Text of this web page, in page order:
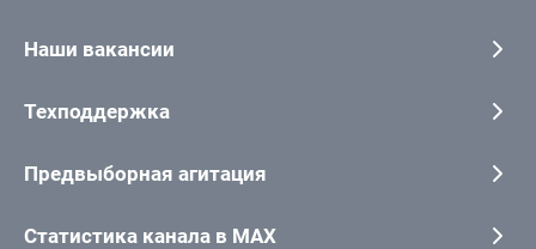
Наши вакансии
Техподдержка
Предвыборная агитация
Статистика канала в MAX